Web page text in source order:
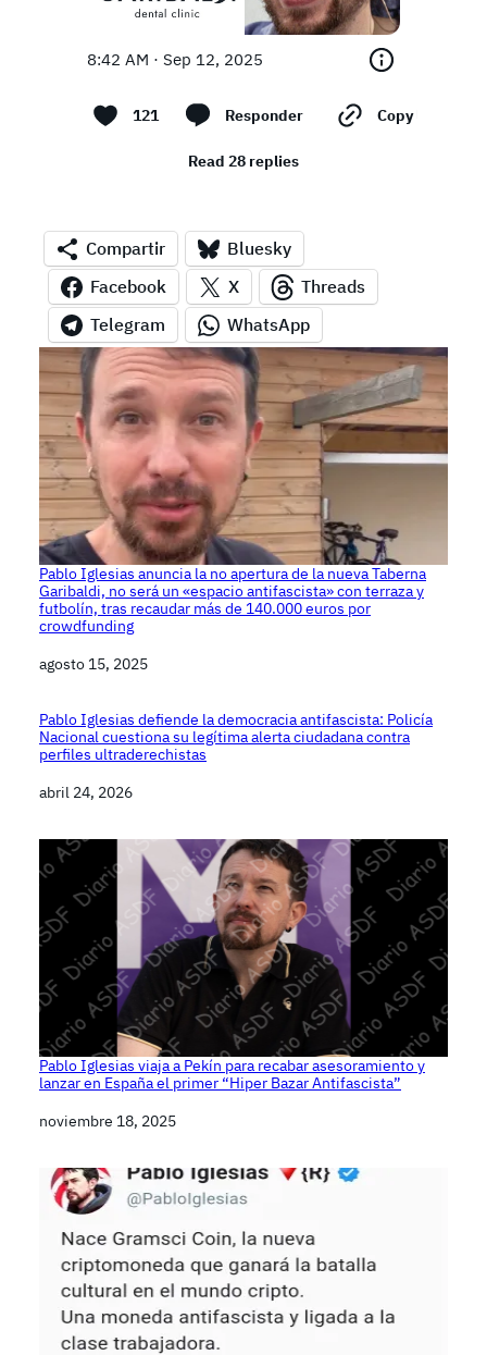
8:42 AM · Sep 12, 2025
121 Responder Copy link
Read 28 replies
Compartir
Bluesky
Facebook
X
Threads
Telegram
WhatsApp
Pablo Iglesias anuncia la no apertura de la nueva Taberna
Garibaldi, no será un «espacio antifascista» con terraza y
futbolín, tras recaudar más de 140.000 euros por
crowdfunding
Fecha
agosto 15, 2025
Pablo Iglesias defiende la democracia antifascista: Policía
Nacional cuestiona su legítima alerta ciudadana contra
perfiles ultraderechistas
Fecha
abril 24, 2026
Pablo Iglesias viaja a Pekín para recabar asesoramiento y
lanzar en España el primer “Hiper Bazar Antifascista”
Fecha
noviembre 18, 2025